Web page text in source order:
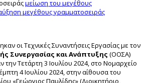
μείωση του μεγέθους
μεγέθους γραμματοσειράς
οι Τεχνικές Συναντήσεις Εργασίας με τον
Συνεργασίας και Ανάπτυξης (ΟΟΣΑ)
Τετάρτη 3 Ιουλίου 2024, στο Νομαρχείο
4 Ιουλίου 2024, στην αίθουσα του
«Γεώργιος Παυλίδης» (Διοικητήριο,